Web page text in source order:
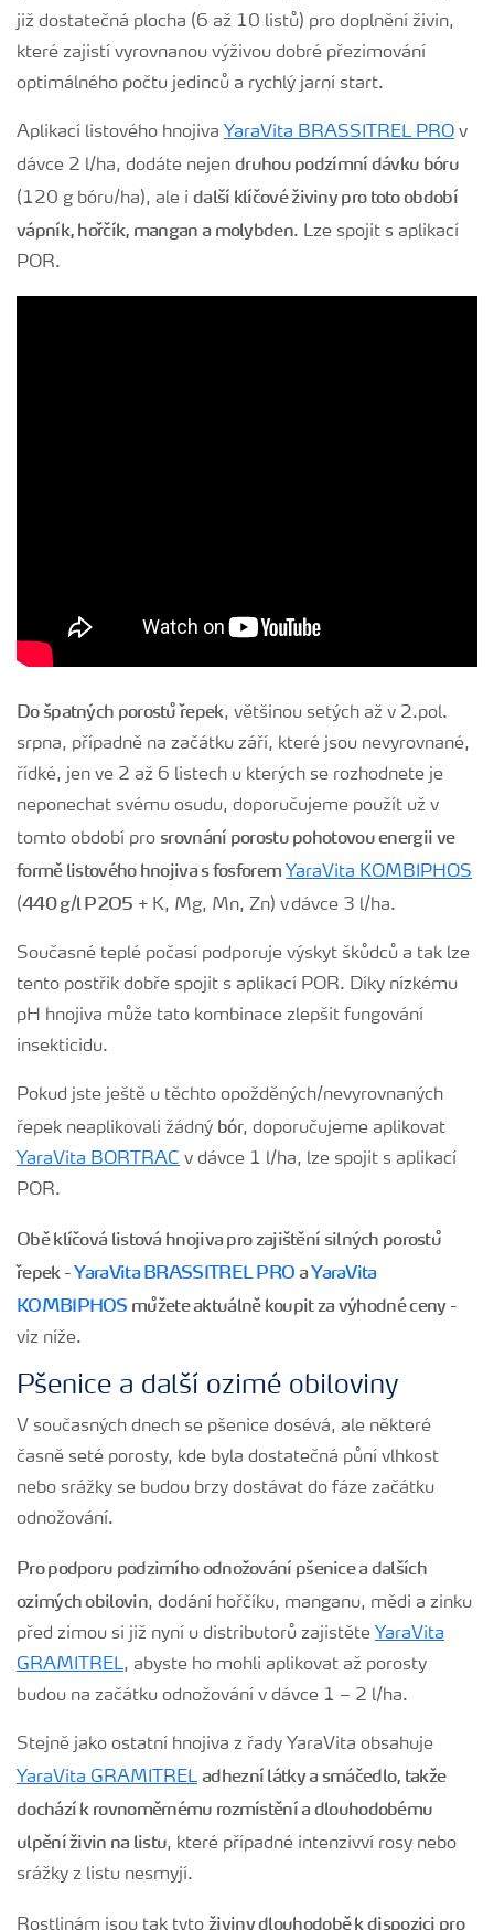
již dostatečná plocha (6 až 10 listů) pro doplnění živin,
které zajistí vyrovnanou výživou dobré přezimování
optimálného počtu jedinců a rychlý jarní start.
Aplikací listového hnojiva YaraVita BRASSITREL PRO v
dávce 2 l/ha, dodáte nejen druhou podzímní dávku bóru
(120 g bóru/ha), ale i další klíčové živiny pro toto období
vápník, hořčík, mangan a molybden. Lze spojit s aplikací
POR.
Do špatných porostů řepek, většinou setých až v 2.pol.
srpna, případně na začátku září, které jsou nevyrovnané,
řídké, jen ve 2 až 6 listech u kterých se rozhodnete je
neponechat svému osudu, doporučujeme použít už v
tomto období pro srovnání porostu pohotovou energii ve
formě listového hnojiva s fosforem YaraVita KOMBIPHOS
(440 g/l P2O5 + K, Mg, Mn, Zn) v dávce 3 l/ha.
Současné teplé počasí podporuje výskyt škůdců a tak lze
tento postřik dobře spojit s aplikací POR. Díky nízkému
pH hnojiva může tato kombinace zlepšit fungování
insekticidu.
Pokud jste ještě u těchto opožděných/nevyrovnaných
řepek neaplikovali žádný bór, doporučujeme aplikovat
YaraVita BORTRAC v dávce 1 l/ha, lze spojit s aplikací
POR.
Obě klíčová listová hnojiva pro zajištění silných porostů
řepek -YaraVita BRASSITREL PRO aYaraVita
KOMBIPHOS můžete aktuálně koupit za výhodné ceny-
viz níže.
Pšenice a další ozimé obiloviny
V současných dnech se pšenice dosévá, ale některé
časně seté porosty, kde byla dostatečná půní vlhkost
nebo srážky se budou brzy dostávat do fáze začátku
odnožování.
Pro podporu podzimího odnožování pšenice a dalších
ozimých obilovin, dodání hořčíku, manganu, mědi a zinku
před zimou si již nyní u distributorů zajistěte YaraVita
GRAMITREL, abyste ho mohli aplikovat až porosty
budou na začátku odnožování v dávce 1 – 2 l/ha.
Stejně jako ostatní hnojiva z řady YaraVita obsahuje
YaraVita GRAMITREL adhezní látky a smáčedlo, takže
dochází k rovnoměrnému rozmístění a dlouhodobému
ulpění živin na listu, které případné intenzivví rosy nebo
srážky z listu nesmyjí.
Rostlinám jsou tak tyto živiny dlouhodobě k dispozici pro